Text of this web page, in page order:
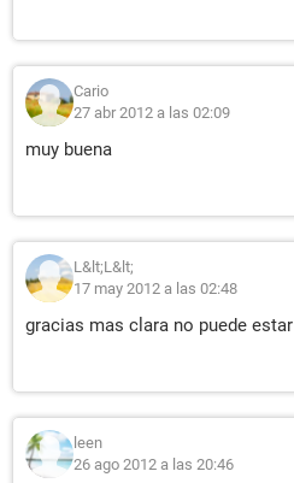
Cario
27 abr 2012 a las 02:09
muy buena
L&lt;L&lt;
17 may 2012 a las 02:48
gracias mas clara no puede estar
leen
26 ago 2012 a las 20:46